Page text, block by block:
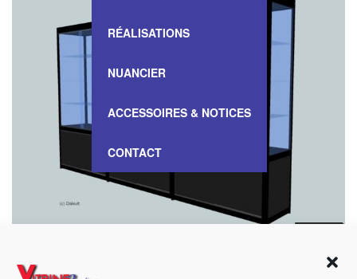
RÉALISATIONS
NUANCIER
ACCESSOIRES & NOTICES
CONTACT